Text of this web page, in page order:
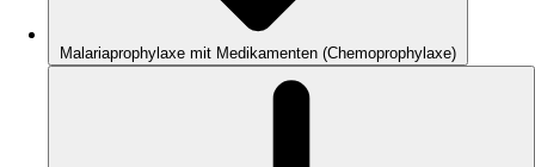
Malariaprophylaxe mit Medikamenten (Chemoprophylaxe)